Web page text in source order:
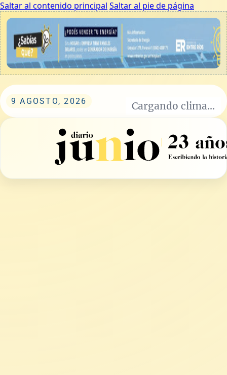
Saltar al contenido principal Saltar al pie de página
9 AGOSTO, 2026 Cargando clima...